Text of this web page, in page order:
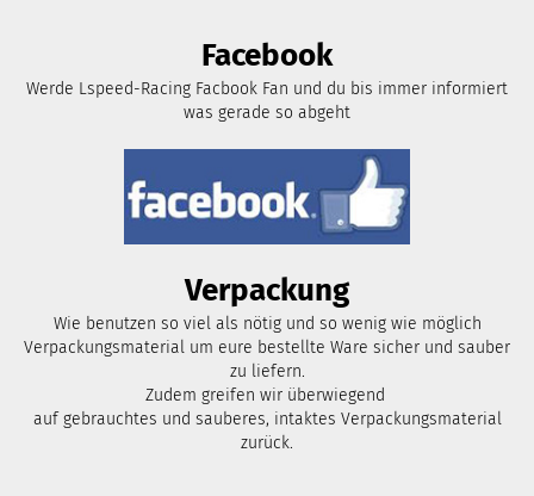
Facebook
Werde Lspeed-Racing Facbook Fan und du bis immer informiert
was gerade so abgeht
Verpackung
Wie benutzen so viel als nötig und so wenig wie möglich
Verpackungsmaterial um eure bestellte Ware sicher und sauber
zu liefern.
Zudem greifen wir überwiegend
auf gebrauchtes und sauberes, intaktes Verpackungsmaterial
zurück.